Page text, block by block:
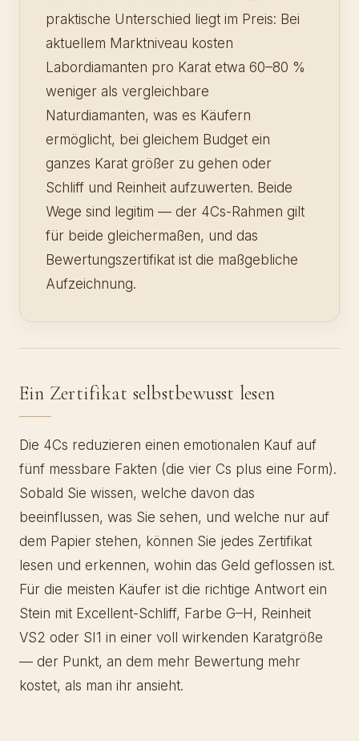
praktische Unterschied liegt im Preis: Bei
aktuellem Marktniveau kosten
Labordiamanten pro Karat etwa 60–80 %
weniger als vergleichbare
Naturdiamanten, was es Käufern
ermöglicht, bei gleichem Budget ein
ganzes Karat größer zu gehen oder
Schliff und Reinheit aufzuwerten. Beide
Wege sind legitim — der 4Cs-Rahmen gilt
für beide gleichermaßen, und das
Bewertungszertifikat ist die maßgebliche
Aufzeichnung.
Ein Zertifikat selbstbewusst lesen
Die 4Cs reduzieren einen emotionalen Kauf auf
fünf messbare Fakten (die vier Cs plus eine Form).
Sobald Sie wissen, welche davon das
beeinflussen, was Sie sehen, und welche nur auf
dem Papier stehen, können Sie jedes Zertifikat
lesen und erkennen, wohin das Geld geflossen ist.
Für die meisten Käufer ist die richtige Antwort ein
Stein mit Excellent-Schliff, Farbe G–H, Reinheit
VS2 oder SI1 in einer voll wirkenden Karatgröße
— der Punkt, an dem mehr Bewertung mehr
kostet, als man ihr ansieht.